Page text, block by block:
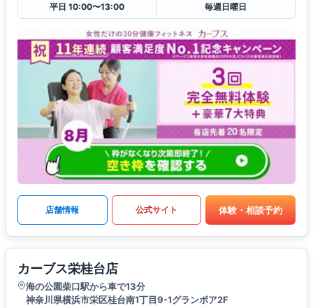
平日 10:00〜13:00
毎週日曜日
店舗情報 公式サイト 体験・相談予約
カーブス栄桂台店
海の公園柴口駅から車で13分
神奈川県横浜市栄区桂台南1丁目9-1グランボア2F